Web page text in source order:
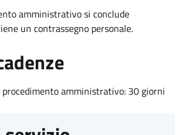
amministrativo si conclude
un contrassegno personale.
amministrativo: 30 giorni